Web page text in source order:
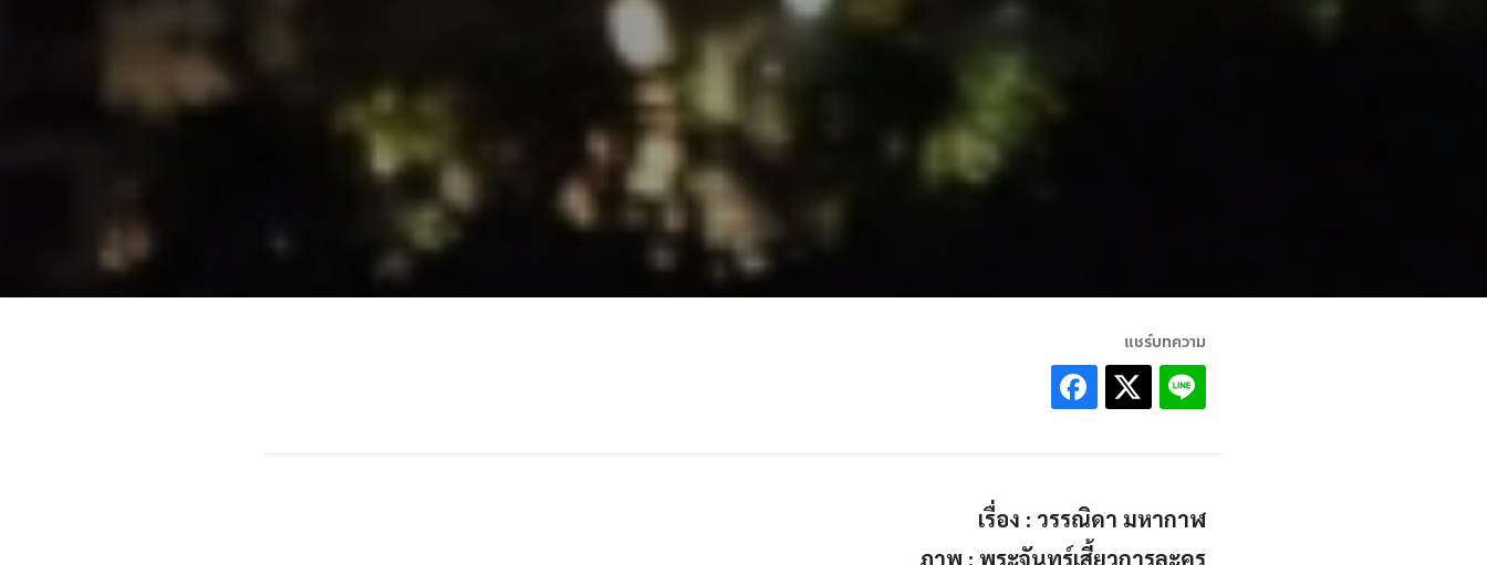
แชร์บทความ
เรื่อง : วรรณิดา มหากาฬ
ภาพ : พระจันทร์เสี้ยวการละคร